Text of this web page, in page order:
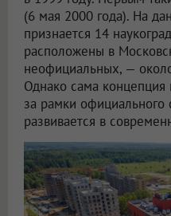
(6 мая 2000 года). На
признается 14
расположены в
неофициальных, —
Однако сама концепция
за рамки официального
развивается в